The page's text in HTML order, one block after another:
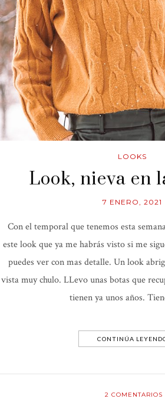
LOOKS
Look, nieva en
7 ENERO, 2021
Con el temporal que tenemos esta
este look que ya me habrás visto si me
puedes ver con mas detalle. Un look
vista muy chulo. LLevo unas botas que
tienen ya unos años.
CONTINÚA
2 COMENTARIOS